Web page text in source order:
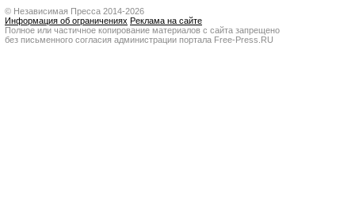
© Независимая Пресса 2014-2026
Информация об ограничениях Реклама на сайте
Полное или частичное копирование материалов с сайта запрещено
без письменного согласия администрации портала Free-Press.RU